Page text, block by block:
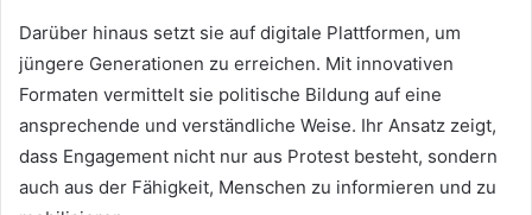
Darüber hinaus setzt sie auf digitale Plattformen, um
jüngere Generationen zu erreichen. Mit innovativen
Formaten vermittelt sie politische Bildung auf eine
ansprechende und verständliche Weise. Ihr Ansatz zeigt,
dass Engagement nicht nur aus Protest besteht, sondern
auch aus der Fähigkeit, Menschen zu informieren und zu